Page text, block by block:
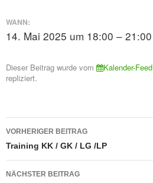
WANN:
14. Mai 2025 um 18:00 – 21:00
Dieser Beitrag wurde vom Kalender-Feed
repliziert.
Beitrags-
Navigation
VORHERIGER BEITRAG
Training KK / GK / LG /LP
NÄCHSTER BEITRAG